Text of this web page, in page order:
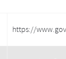
https://